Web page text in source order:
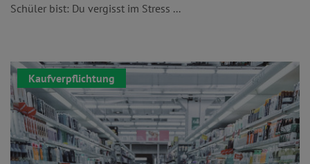
Schüler bist: Du vergisst im Stress ...
Kaufverpflichtung